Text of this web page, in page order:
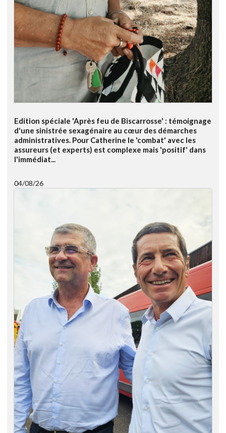
Edition spéciale 'Après feu de Biscarrosse' : témoignage
d'une sinistrée sexagénaire au cœur des démarches
administratives. Pour Catherine le 'combat' avec les
assureurs (et experts) est complexe mais 'positif' dans
l'immédiat...
04/08/26